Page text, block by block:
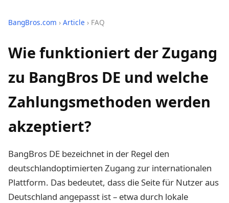
BangBros.com › Article › FAQ
Wie funktioniert der Zugang
zu BangBros DE und welche
Zahlungsmethoden werden
akzeptiert?
BangBros DE bezeichnet in der Regel den
deutschlandoptimierten Zugang zur internationalen
Plattform. Das bedeutet, dass die Seite für Nutzer aus
Deutschland angepasst ist – etwa durch lokale